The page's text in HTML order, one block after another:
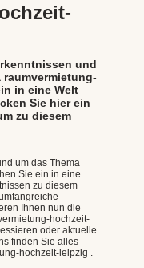
und
raumvermietung-
in eine Welt
Sie hier ein
zu diesem
um das Thema
Sie ein in eine
zu diesem
Ihnen nun die
hochzeit-
oder aktuelle
finden Sie alles
hochzeit-leipzig .